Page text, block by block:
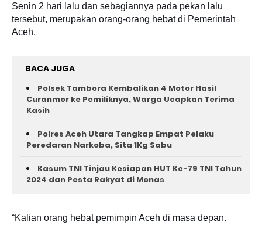
Senin 2 hari lalu dan sebagiannya pada pekan lalu
tersebut, merupakan orang-orang hebat di Pemerintah
Aceh.
BACA JUGA
Polsek Tambora Kembalikan 4 Motor Hasil
Curanmor ke Pemiliknya, Warga Ucapkan Terima
Kasih
Polres Aceh Utara Tangkap Empat Pelaku
Peredaran Narkoba, Sita 1Kg Sabu
Kasum TNI Tinjau Kesiapan HUT Ke-79 TNI Tahun
2024 dan Pesta Rakyat di Monas
“Kalian orang hebat pemimpin Aceh di masa depan.